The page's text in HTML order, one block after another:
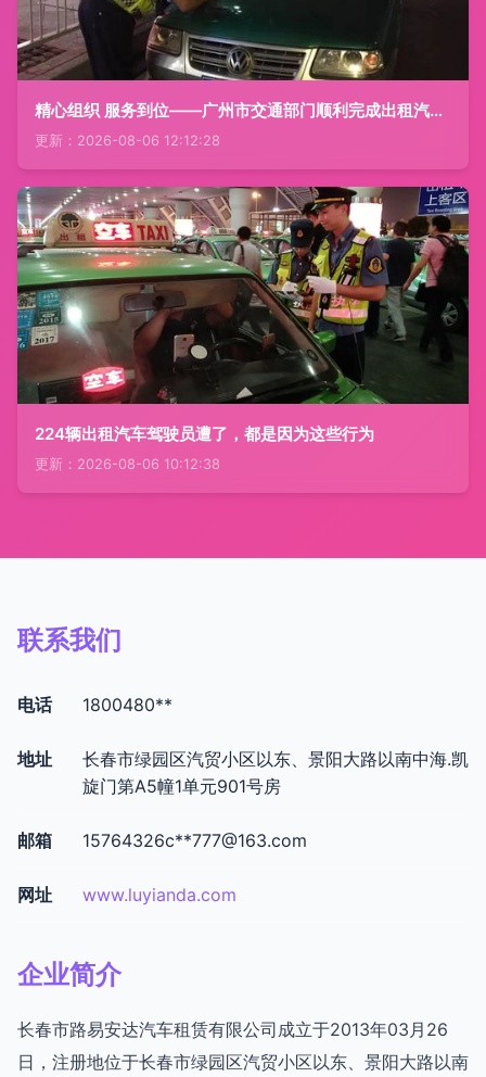
精心组织 服务到位——广州市交通部门顺利完成出租汽车计价器集中调整工作
更新：2026-08-06 12:12:28
224辆出租汽车驾驶员遭了，都是因为这些行为
更新：2026-08-06 10:12:38
联系我们
电话 1800480**
地址
长春市绿园区汽贸小区以东、景阳大路以南中海.凯
旋门第A5幢1单元901号房
邮箱 15764326c**777@163.com
网址 www.luyianda.com
企业简介
长春市路易安达汽车租赁有限公司成立于2013年03月26
日，注册地位于长春市绿园区汽贸小区以东、景阳大路以南